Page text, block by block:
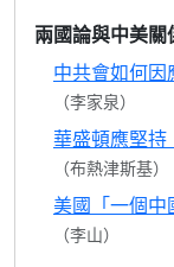
兩國論與中美關
中共會如何因
（李家泉）
華盛頓應堅持
（布熱津斯基）
美國「一個中
（李山）